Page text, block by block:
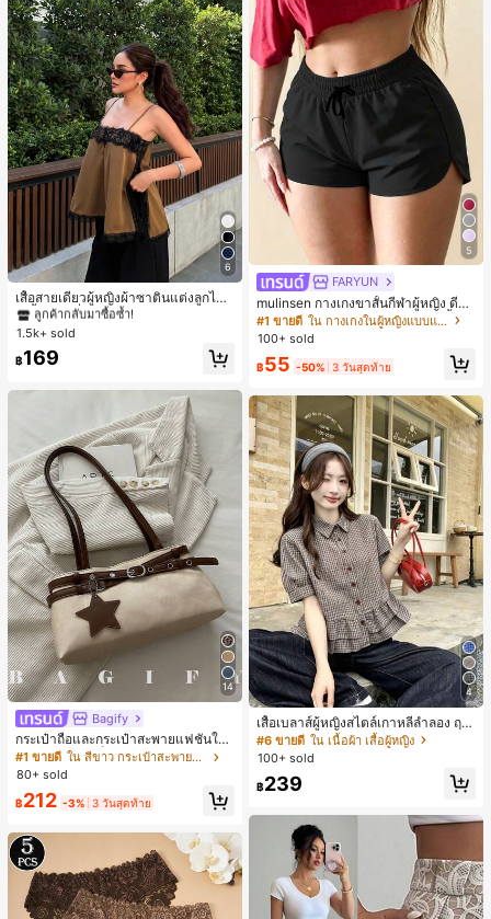
6
เสื้อสายเดี่ยวผู้หญิงผ้าซาตินแต่งลูกไม้
- เสื้อสายเดี่ยวฤดูร้อนสีคากีมีรอยผ่าด้า
นข้างที่น่าดึงดูดแบบสบายๆ
#1 ขายดี
ใน สีกากี เสื้อสตรี เสื้อเบลาส์ & Tee
ลูกค้ากลับมาซื้อซ้ำ!
#1 ขายดี
ลูกค้ากลับมาซื้อซ้ำ!
#1 ขายดี
ลูกค้ากลับมาซื้อซ้ำ!
#1 ขายดี
ใน สีกากี เสื้อสตรี เสื้อเบลาส์ & Tee
1.5k+ sold
฿169
14
Bagify
กระเป๋าถือและกระเป๋าสะพายแฟชั่นให
ม่ ตกแต่งด้วยเข็มขัด เหมาะสำหรับงาน
ปาร์ตี้ การรวมตัว การออกไปข้างนอก ก
ประจำวัน สามารถเก็บเหรียญ โทรศัพท์
เหมาะสำหรับกระเป๋าทำงานของพนักง
านออฟฟิศ นักศึกษามหาวิทยาลัย และ
พนักงานออฟฟิศ กระเป๋าผู้หญิงที่หรูหรา
#1 ขายดี
ใน สีขาว กระเป๋าสะพายผู้หญิง
80+ sold
฿212 -3% 3 วันสุดท้าย
5
FARYUN
mulinsen กางเกงขาสั้นกีฬาผู้หญิง ดีไซ
น์ปลายเปิด เอวยืดหยุ่น กางเกงขาสั้น
ลำลองกีฬาฤดูร้อน ความยาว 3/4
#1 ขายดี
ใน กางเกงในผู้หญิงแบบแอคทีฟ
100+ sold
฿55 -50% 3 วันสุดท้าย
4
เสื้อเบลาส์ผู้หญิงสไตล์เกาหลีลำลอง ฤดู
ใบไม้ผลิ/ฤดูร้อนใหม่ ชายระบาย ชิคแล
ะหรูหรา
#6 ขายดี ใน เนื้อผ้า เสื้อผู้หญิง
100+ sold
฿239